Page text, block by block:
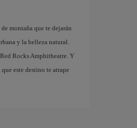
montaña que te dejarán
y la belleza natural.
Rocks Amphitheatre. Y
este destino te atrape